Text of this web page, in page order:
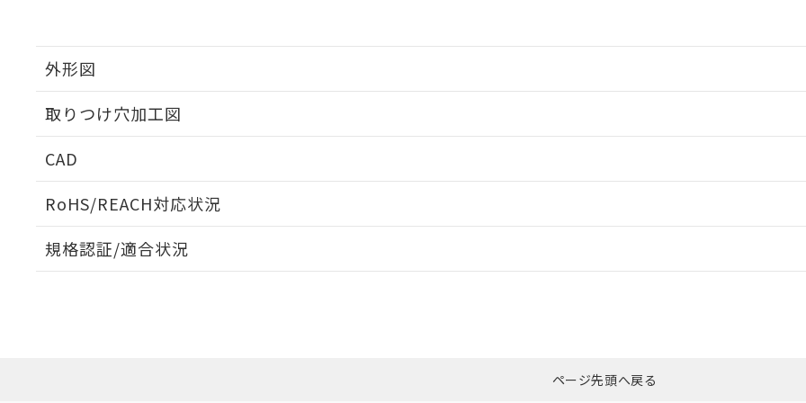
外形図
取りつけ穴加工図
CAD
RoHS/REACH対応状況
EU RoHS 注意事項・凡例
ダウンロードはこちら
規格認証/適合状況
ページ先頭へ戻る